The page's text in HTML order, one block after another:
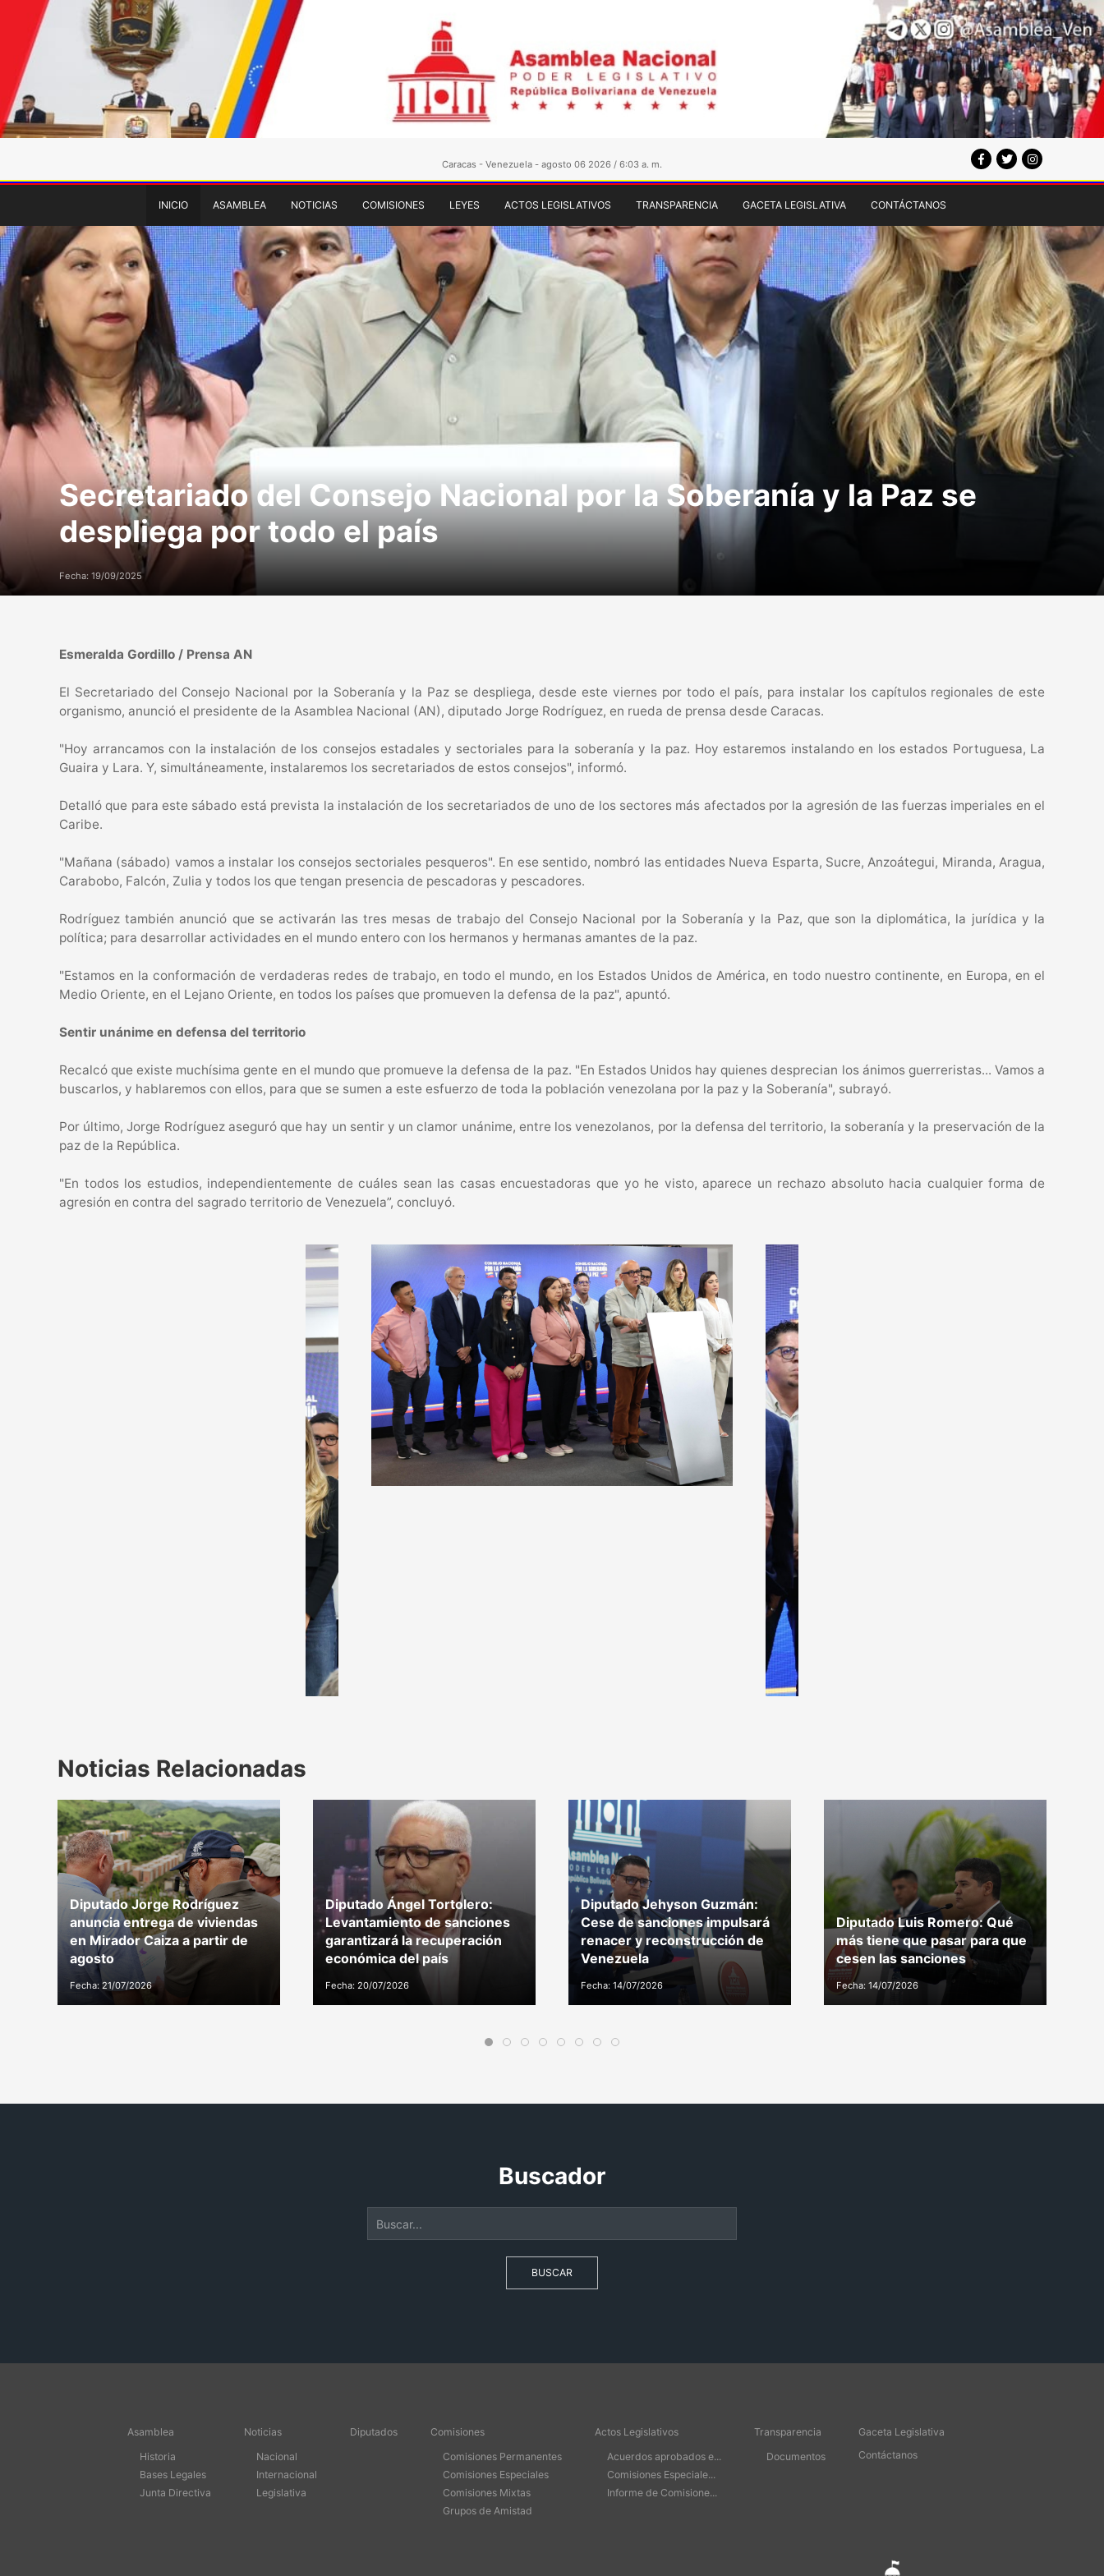
Caracas - Venezuela - agosto 06 2026 / 6:03 a. m.
INICIO ASAMBLEA NOTICIAS COMISIONES LEYES ACTOS LEGISLATIVOS TRANSPARENCIA GACETA LEGISLATIVA CONTÁCTANOS
Secretariado del Consejo Nacional por la Soberanía y la Paz se
despliega por todo el país
Fecha: 19/09/2025
Esmeralda Gordillo / Prensa AN
El Secretariado del Consejo Nacional por la Soberanía y la Paz se despliega, desde este viernes por todo el país, para instalar los capítulos regionales de este
organismo, anunció el presidente de la Asamblea Nacional (AN), diputado Jorge Rodríguez, en rueda de prensa desde Caracas.
"Hoy arrancamos con la instalación de los consejos estadales y sectoriales para la soberanía y la paz. Hoy estaremos instalando en los estados Portuguesa, La
Guaira y Lara. Y, simultáneamente, instalaremos los secretariados de estos consejos", informó.
Detalló que para este sábado está prevista la instalación de los secretariados de uno de los sectores más afectados por la agresión de las fuerzas imperiales en el
Caribe.
"Mañana (sábado) vamos a instalar los consejos sectoriales pesqueros". En ese sentido, nombró las entidades Nueva Esparta, Sucre, Anzoátegui, Miranda, Aragua,
Carabobo, Falcón, Zulia y todos los que tengan presencia de pescadoras y pescadores.
Rodríguez también anunció que se activarán las tres mesas de trabajo del Consejo Nacional por la Soberanía y la Paz, que son la diplomática, la jurídica y la
política; para desarrollar actividades en el mundo entero con los hermanos y hermanas amantes de la paz.
"Estamos en la conformación de verdaderas redes de trabajo, en todo el mundo, en los Estados Unidos de América, en todo nuestro continente, en Europa, en el
Medio Oriente, en el Lejano Oriente, en todos los países que promueven la defensa de la paz", apuntó.
Sentir unánime en defensa del territorio
Recalcó que existe muchísima gente en el mundo que promueve la defensa de la paz. "En Estados Unidos hay quienes desprecian los ánimos guerreristas... Vamos a
buscarlos, y hablaremos con ellos, para que se sumen a este esfuerzo de toda la población venezolana por la paz y la Soberanía", subrayó.
Por último, Jorge Rodríguez aseguró que hay un sentir y un clamor unánime, entre los venezolanos, por la defensa del territorio, la soberanía y la preservación de la
paz de la República.
"En todos los estudios, independientemente de cuáles sean las casas encuestadoras que yo he visto, aparece un rechazo absoluto hacia cualquier forma de
agresión en contra del sagrado territorio de Venezuela”, concluyó.
Noticias Relacionadas
Diputado Jorge Rodríguez
anuncia entrega de viviendas
en Mirador Caiza a partir de
agosto
Fecha: 21/07/2026
Diputado Ángel Tortolero:
Levantamiento de sanciones
garantizará la recuperación
económica del país
Fecha: 20/07/2026
Diputado Jehyson Guzmán:
Cese de sanciones impulsará
renacer y reconstrucción de
Venezuela
Fecha: 14/07/2026
Diputado Luis Romero: Qué
más tiene que pasar para que
cesen las sanciones
Fecha: 14/07/2026
Buscador
BUSCAR
Asamblea
Historia
Bases Legales
Junta Directiva
Noticias
Nacional
Internacional
Legislativa
Diputados
Comisiones
Comisiones Permanentes
Comisiones Especiales
Comisiones Mixtas
Grupos de Amistad
Actos Legislativos
Acuerdos aprobados e...
Comisiones Especiale...
Informe de Comisione...
Transparencia
Documentos
Gaceta Legislativa
Contáctanos